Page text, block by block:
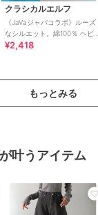
クラシカルエルフ
《JaVaジャバコラボ》ルーズ
なシルエット。綿100％ ヘビー
ウェイト素材 スーパーワイドT
¥2,418
もっとみる
叶うアイテム